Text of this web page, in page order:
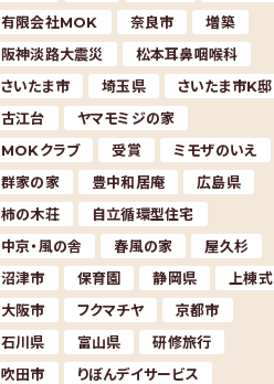
有限会社MOK
奈良市
増築
阪神淡路大震災
松本耳鼻咽喉科
さいたま市
埼玉県
さいたま市K邸
古江台
ヤマモミジの家
MOKクラブ
受賞
ミモザのいえ
群家の家
豊中和居庵
広島県
柿の木荘
自立循環型住宅
中京・風の舎
春風の家
屋久杉
沼津市
保育園 静岡県
上棟式
大阪市
フクマチヤ
京都市
石川県
富山県
研修旅行
吹田市
りぼんデイサービス